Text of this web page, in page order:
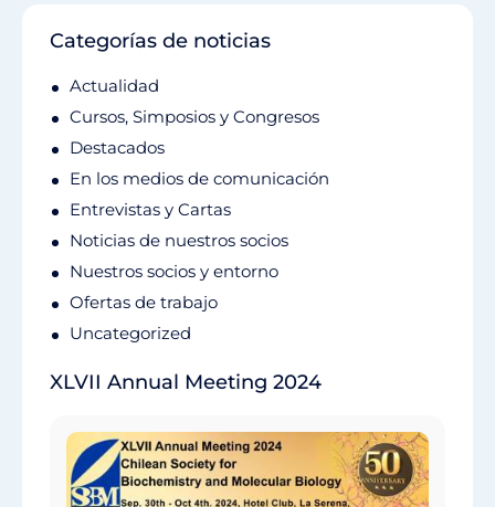
Categorías de noticias
Actualidad
Cursos, Simposios y Congresos
Destacados
En los medios de comunicación
Entrevistas y Cartas
Noticias de nuestros socios
Nuestros socios y entorno
Ofertas de trabajo
Uncategorized
XLVII Annual Meeting 2024